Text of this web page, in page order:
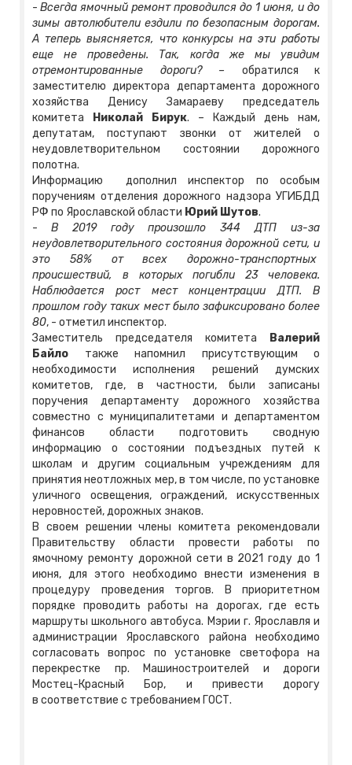
- Всегда ямочный ремонт проводился до 1 июня, и до
зимы автолюбители ездили по безопасным дорогам.
А теперь выясняется, что конкурсы на эти работы
еще не проведены. Так, когда же мы увидим
отремонтированные дороги? – обратился к
заместителю директора департамента дорожного
хозяйства Денису Замараеву председатель
комитета
Николай Бирук. – Каждый день нам,
депутатам, поступают звонки от жителей о
неудовлетворительном состоянии дорожного
полотна.
Информацию дополнил инспектор по особым
поручениям отделения дорожного надзора УГИБДД
РФ по Ярославской области Юрий Шутов.
- В 2019 году произошло 344 ДТП из-за
неудовлетворительного состояния дорожной сети, и
это 58% от всех дорожно-транспортных
происшествий, в которых погибли 23 человека.
Наблюдается рост мест концентрации ДТП. В
прошлом году таких мест было зафиксировано более
80, - отметил инспектор.
Заместитель председателя комитета Валерий
Байло также напомнил присутствующим о
необходимости исполнения решений думских
комитетов, где, в частности, были записаны
поручения департаменту дорожного хозяйства
совместно с муниципалитетами и департаментом
финансов области подготовить сводную
информацию о состоянии подъездных путей к
школам и другим социальным учреждениям для
принятия неотложных мер, в том числе, по установке
уличного освещения, ограждений, искусственных
неровностей, дорожных знаков.
В своем решении члены комитета рекомендовали
Правительству области провести работы по
ямочному ремонту дорожной сети в 2021 году до 1
июня, для этого необходимо внести изменения в
процедуру проведения торгов. В приоритетном
порядке проводить работы на дорогах, где есть
маршруты школьного автобуса. Мэрии г. Ярославля и
администрации Ярославского района необходимо
согласовать вопрос по установке светофора на
перекрестке пр. Машиностроителей и дороги
Мостец-Красный Бор, и привести дорогу
в соответствие с требованием ГОСТ.